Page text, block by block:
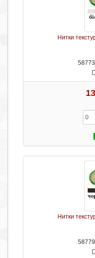
Нитки
Нитки